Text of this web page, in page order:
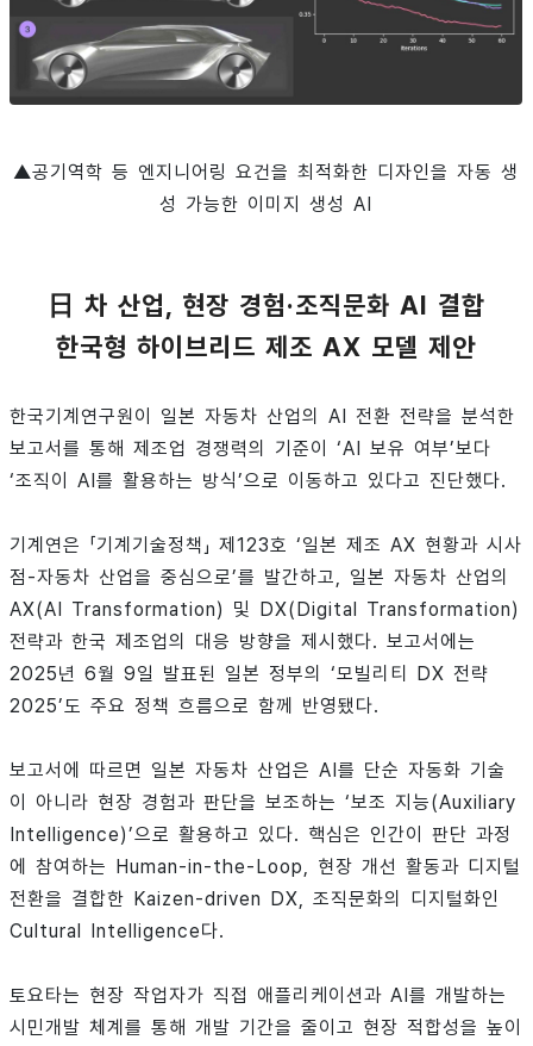
▲공기역학 등 엔지니어링 요건을 최적화한 디자인을 자동 생
성 가능한 이미지 생성 AI
日 차 산업, 현장 경험·조직문화 AI 결합
한국형 하이브리드 제조 AX 모델 제안
한국기계연구원이 일본 자동차 산업의 AI 전환 전략을 분석한
보고서를 통해 제조업 경쟁력의 기준이 ‘AI 보유 여부’보다
‘조직이 AI를 활용하는 방식’으로 이동하고 있다고 진단했다.
기계연은 「기계기술정책」 제123호 ‘일본 제조 AX 현황과 시사
점-자동차 산업을 중심으로’를 발간하고, 일본 자동차 산업의
AX(AI Transformation) 및 DX(Digital Transformation)
전략과 한국 제조업의 대응 방향을 제시했다. 보고서에는
2025년 6월 9일 발표된 일본 정부의 ‘모빌리티 DX 전략
2025’도 주요 정책 흐름으로 함께 반영됐다.
보고서에 따르면 일본 자동차 산업은 AI를 단순 자동화 기술
이 아니라 현장 경험과 판단을 보조하는 ‘보조 지능(Auxiliary
Intelligence)’으로 활용하고 있다. 핵심은 인간이 판단 과정
에 참여하는 Human-in-the-Loop, 현장 개선 활동과 디지털
전환을 결합한 Kaizen-driven DX, 조직문화의 디지털화인
Cultural Intelligence다.
토요타는 현장 작업자가 직접 애플리케이션과 AI를 개발하는
시민개발 체계를 통해 개발 기간을 줄이고 현장 적합성을 높이